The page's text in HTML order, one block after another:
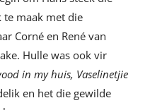
te maak met die
Corné en René van
Hulle was ook vir
in my huis, Vaselinetjie
en het die gewilde